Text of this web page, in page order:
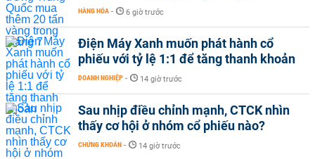
HÀNG HÓA - 6 giờ trước
Điện Máy Xanh muốn phát hành cổ
phiếu với tỷ lệ 1:1 để tăng thanh khoản
DOANH NGHIỆP - 14 giờ trước
Sau nhịp điều chỉnh mạnh, CTCK nhìn
thấy cơ hội ở nhóm cổ phiếu nào?
CHỨNG KHOÁN - 14 giờ trước